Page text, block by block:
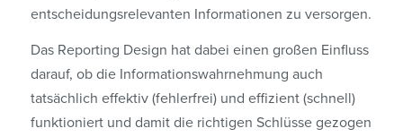
entscheidungsrelevanten Informationen zu versorgen.
Das Reporting Design hat dabei einen großen Einfluss
darauf, ob die Informationswahrnehmung auch
tatsächlich effektiv (fehlerfrei) und effizient (schnell)
funktioniert und damit die richtigen Schlüsse gezogen